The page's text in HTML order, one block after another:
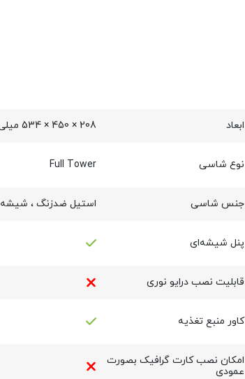
ابعاد 208 × 450 × 534 میلی متر
نوع شاسی Full Tower
جنس شاسی استیل ضدزنگ ، شیشه
پنل شیشه‌ای
قابلیت نصب درایو نوری
کاور منبع تغذیه
امکان نصب کارت گرافیک بصورت
عمودی